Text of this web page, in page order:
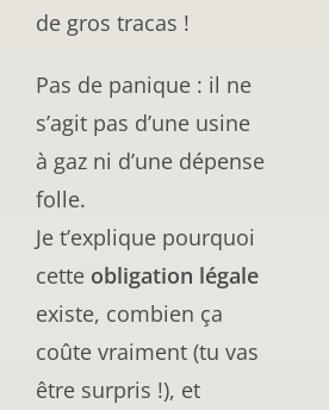
de gros tracas !
Pas de panique : il ne
s’agit pas d’une usine
à gaz ni d’une dépense
folle.
Je t’explique pourquoi
cette obligation légale
existe, combien ça
coûte vraiment (tu vas
être surpris !), et